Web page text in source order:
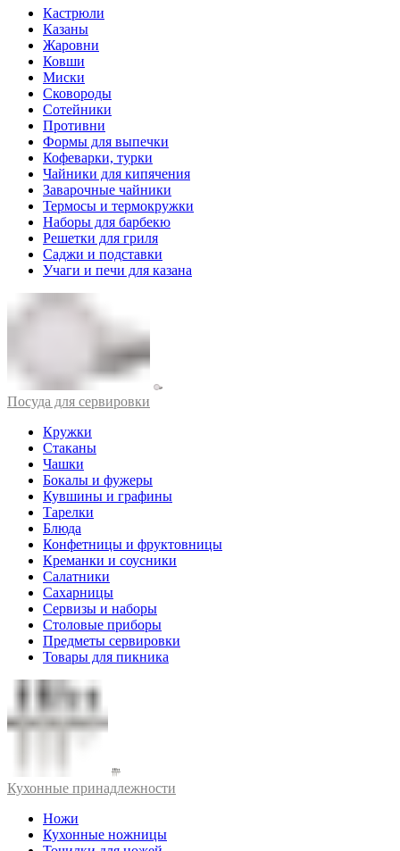
Кастрюли
Казаны
Жаровни
Ковши
Миски
Сковороды
Сотейники
Противни
Формы для выпечки
Кофеварки, турки
Чайники для кипячения
Заварочные чайники
Термосы и термокружки
Наборы для барбекю
Решетки для гриля
Саджи и подставки
Учаги и печи для казана
Посуда для сервировки
Кружки
Стаканы
Чашки
Бокалы и фужеры
Кувшины и графины
Тарелки
Блюда
Конфетницы и фруктовницы
Креманки и соусники
Салатники
Сахарницы
Сервизы и наборы
Столовые приборы
Предметы сервировки
Товары для пикника
Кухонные принадлежности
Ножи
Кухонные ножницы